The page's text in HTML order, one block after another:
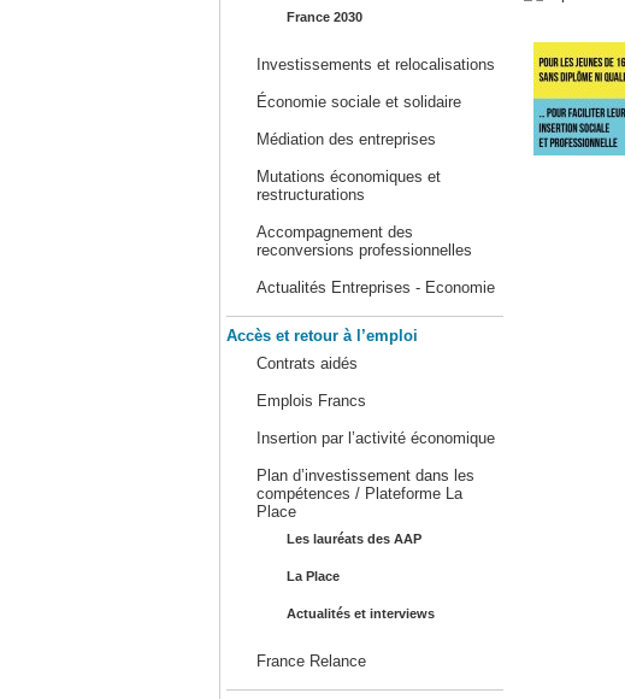
France 2030
Investissements et relocalisations
Économie sociale et solidaire
Médiation des entreprises
Mutations économiques et
restructurations
Accompagnement des
reconversions professionnelles
Actualités Entreprises - Economie
Accès et retour à l’emploi
Contrats aidés
Emplois Francs
Insertion par l’activité économique
Plan d’investissement dans les
compétences / Plateforme La
Place
Les lauréats des AAP
La Place
Actualités et interviews
France Relance